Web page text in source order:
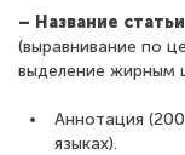
– Название статьи
(выравнивание по
выделение жирным
Аннотация
языках).